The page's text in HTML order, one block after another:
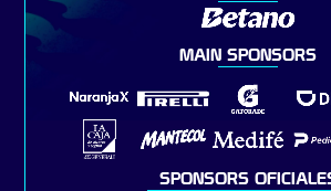
MAIN SPONSORS
SPONSORS